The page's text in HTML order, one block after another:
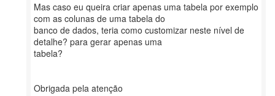
Mas caso eu queira criar apenas uma tabela por exemplo
com as colunas de uma tabela do
banco de dados, teria como customizar neste nível de
detalhe? para gerar apenas uma
tabela?
Obrigada pela atenção